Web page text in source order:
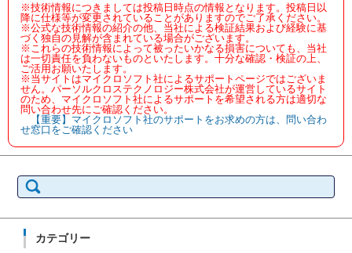
※技術情報につきましては投稿日時点の情報となります。投稿日以
降に仕様等が変更されていることがありますのでご了承ください。
※公式な技術情報の紹介の他、当社による検証結果および経験に基
づく独自の見解が含まれている場合がございます。
※これらの技術情報によって被ったいかなる損害についても、当社
は一切責任を負わないものといたします。十分な確認・検証の上、
ご活用お願いたします。
※当サイトはマイクロソフト社によるサポートページではございま
せん。パーソルクロステクノロジー株式会社が運営しているサイト
のため、マイクロソフト社によるサポートを希望される方は適切な
問い合わせ先にご確認ください。
【重要】マイクロソフト社のサポートをお求めの方は、問い合わ
せ窓口をご確認ください
索:
カテゴリー